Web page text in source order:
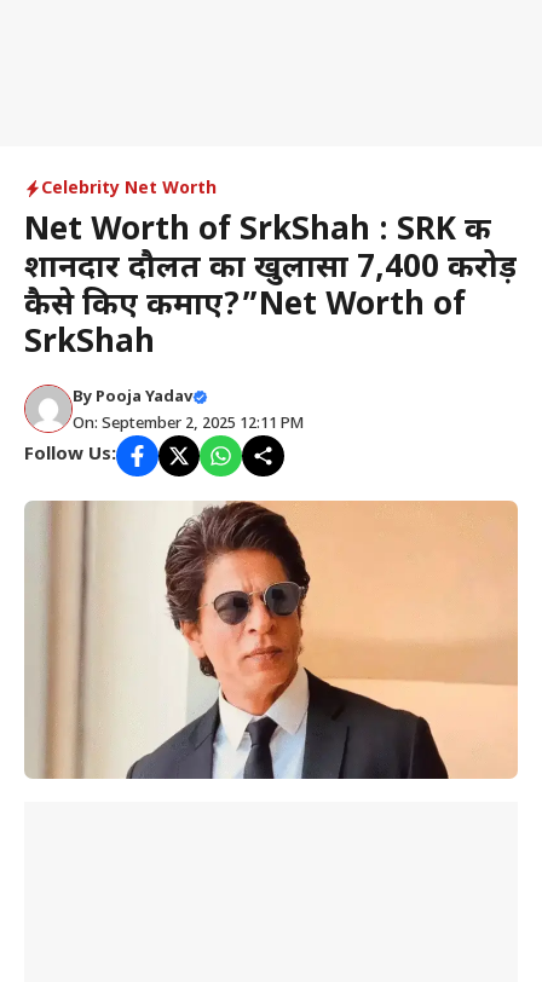
Celebrity Net Worth
Net Worth of SrkShah : SRK की
शानदार दौलत का खुलासा ₹7,400 करोड़
कैसे किए कमाए?”Net Worth of
SrkShah
By Pooja Yadav
On: September 2, 2025 12:11 PM
Follow Us: